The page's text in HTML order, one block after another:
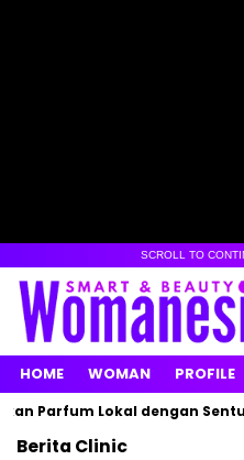
SCROLL TO
HOME WOMAN PROFILE
Parfum Lokal dengan
Berita Clinic